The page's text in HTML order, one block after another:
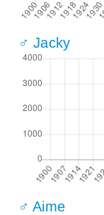
♂ Jacky
♂ Aime